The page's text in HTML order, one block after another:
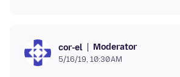
cor-el Moderator
5/16/19, 10:30 AM